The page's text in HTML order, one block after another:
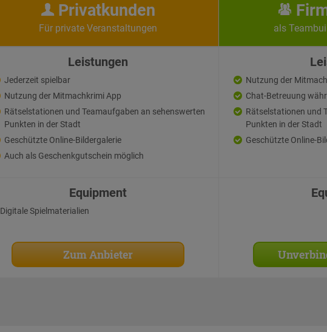
Privatkunden
Für private Veranstaltungen als
Leistungen
Jederzeit spielbar
Nutzung der Mitmachkrimi App
Rätselstationen und Teamaufgaben an sehenswerten
Punkten in der Stadt
Geschützte Online-Bildergalerie
Auch als Geschenkgutschein möglich
Nutzung der
Chat-Betreuung
Rätselstationen und
Punkten in der Stadt
Geschützte Online-
Equipment
Digitale Spielmaterialien
Zum Anbieter